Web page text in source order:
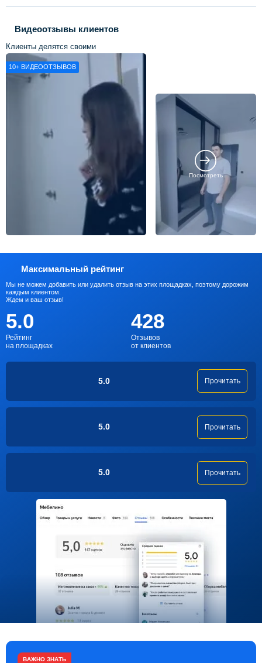
Видеоотзывы клиентов
Клиенты делятся своими
впечатлениями о нашей работе
10+ ВИДЕООТЗЫВОВ
Посмотреть
Максимальный рейтинг
Мы не можем добавить или удалить отзыв на этих площадках, поэтому дорожим
каждым клиентом.
Ждем и ваш отзыв!
5.0
Рейтинг
на площадках
428
Отзывов
от клиентов
5.0 Прочитать
5.0 Прочитать
5.0 Прочитать
ВАЖНО ЗНАТЬ